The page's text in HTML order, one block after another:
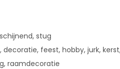
stug
decoratie, feest, hobby, jurk,
raamdecoratie